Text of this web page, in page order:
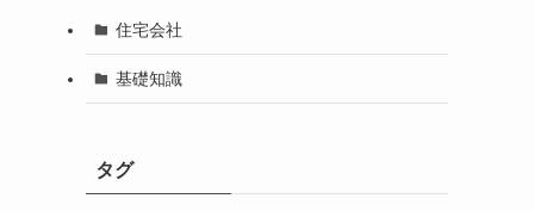
住宅会社
基礎知識
タグ